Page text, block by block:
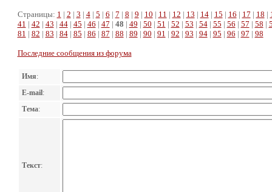
Страницы: 1 | 2 | 3 | 4| 5 | 6 | 7 | 8 | 9 | 10 | 11 | 12 | 13 | 14| 15 | 16 | 17 | 18 |
41 | 42 | 43 | 44| 45 | 46 | 47 | 48 | 49 | 50 | 51 | 52 | 53 | 54| 55 | 56 | 57 | 58 |
81 | 82 | 83 | 84| 85 | 86 | 87 | 88 | 89 | 90 | 91 | 92 | 93 | 94| 95 | 96 | 97 | 98
Последние сообщения из форума
Имя:
E-mail:
Тема:
Текст: